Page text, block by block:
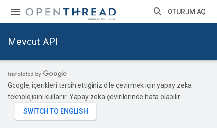
OTURUM AÇ
Mevcut API
Google, içerikleri tercih ettiğiniz dile çevirmek için yapay zeka
teknolojisini kullanır. Yapay zeka çevirilerinde hata olabilir.